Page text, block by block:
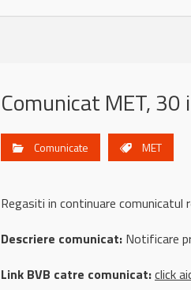
Comunicat MET,
Comunicate MET
Regasiti in continuare comunicatul
Descriere comunicat: Notificare
Link BVB catre comunicat:click